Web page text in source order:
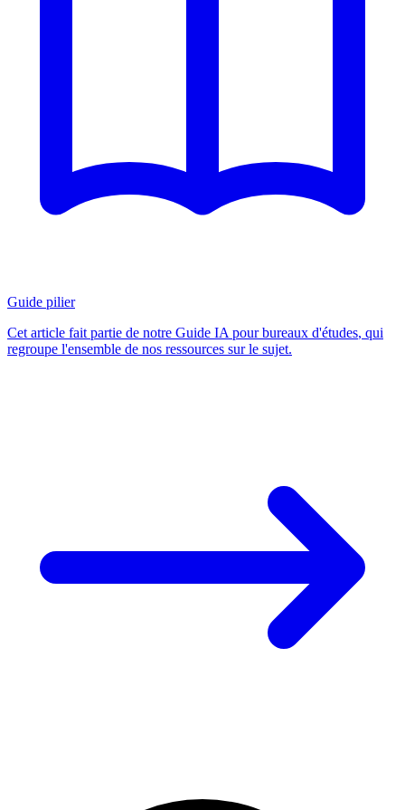
Guide pilier
Cet article fait partie de notre Guide IA pour bureaux d'études, qui
regroupe l'ensemble de nos ressources sur le sujet.